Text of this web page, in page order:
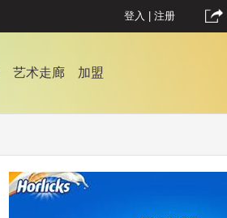
登入 注册
艺术走廊 加盟